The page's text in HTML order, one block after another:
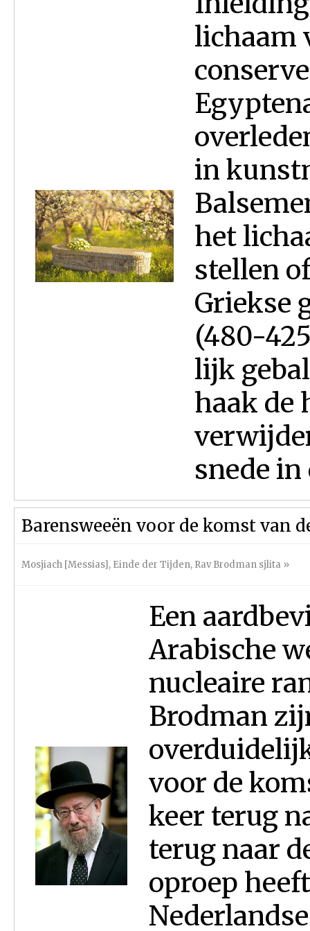
lichaam
in
het
stellen
Griekse
(480-
lijk
haak de
snede in
Barensweeën voor de komst van
Mosjiach [Messias], Einde der Tijden, Rav Brodman sjlita »
Een
Arabische
nucleaire
Brodman
voor de
keer terug
terug naar
oproep